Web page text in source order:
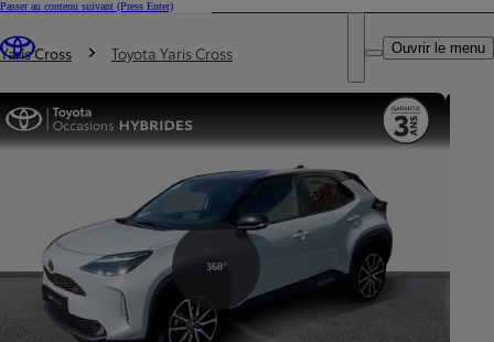
Passer au contenu suivant (Press Enter)
Trouvez un partenaire Toyota
DEALER NAME
Ouvrir le menu
Vous êtes ici
Yaris Cross Toyota Yaris Cross
360°